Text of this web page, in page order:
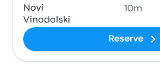
Novi
Vinodolski
10m
Reserve